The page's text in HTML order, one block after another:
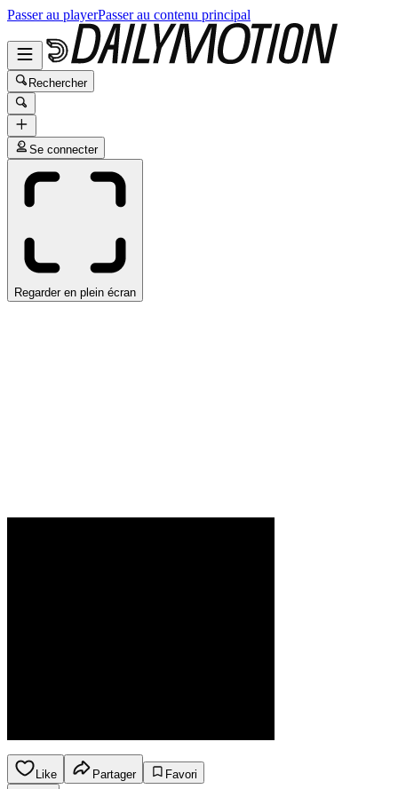
Passer au playerPasser au contenu principal
Rechercher
Se connecter
Regarder en plein écran
Like Partager
Favori